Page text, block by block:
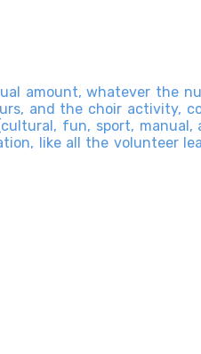
amount, whatever the
and the choir activity,
fun, sport, manual,
like all the volunteer